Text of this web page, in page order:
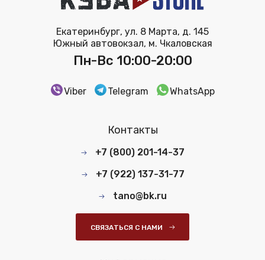
Екатеринбург, ул. 8 Марта, д. 145
Южный автовокзал, м. Чкаловская
Пн-Вс 10:00-20:00
Viber Telegram WhatsApp
Контакты
+7 (800) 201-14-37
+7 (922) 137-31-77
tano@bk.ru
СВЯЗАТЬСЯ С НАМИ